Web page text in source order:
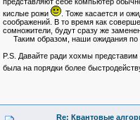
кислые рожи
. Тоже касается и
соображений. В то время как
сомножители, будут сразу же
Таким образом, наши ожидания по
P.S. Давайте ради хохмы
была на порядки более
Re: Квантовые